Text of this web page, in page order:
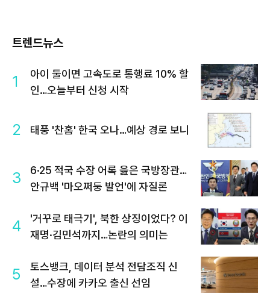
트렌드뉴스
1
아이 둘이면 고속도로 통행료 10% 할
인…오늘부터 신청 시작
2 태풍 '찬홈' 한국 오나…예상 경로 보니
3
6·25 적국 수장 어록 읊은 국방장관…
안규백 '마오쩌둥 발언'에 자질론
4
'거꾸로 태극기', 북한 상징이었다? 이
재명·김민석까지…논란의 의미는
5
토스뱅크, 데이터 분석 전담조직 신
설…수장에 카카오 출신 선임